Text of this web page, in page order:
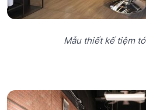
Mẫu thiết kế tiệm